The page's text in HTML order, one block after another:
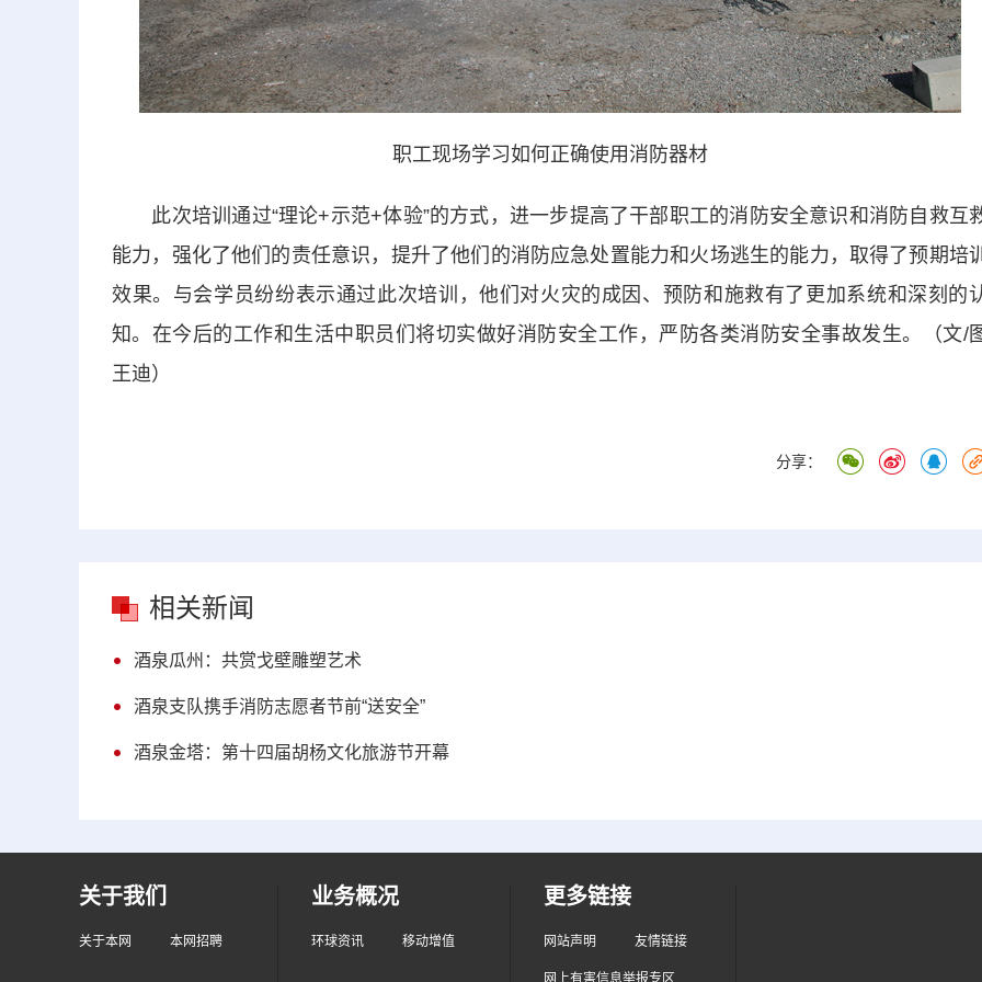
职工现场学习如何正确使用消防器材
此次培训通过“理论+示范+体验”的方式，进一步提高了干部职工的消防安全意识和消防自救互
能力，强化了他们的责任意识，提升了他们的消防应急处置能力和火场逃生的能力，取得了预期培训
效果。与会学员纷纷表示通过此次培训，他们对火灾的成因、预防和施救有了更加系统和深刻的
知。在今后的工作和生活中职员们将切实做好消防安全工作，严防各类消防安全事故发生。（文/
王迪）
分享：
相关新闻
酒泉瓜州：共赏戈壁雕塑艺术
酒泉支队携手消防志愿者节前“送安全”
酒泉金塔：第十四届胡杨文化旅游节开幕
关于我们
关于本网 本网招聘
业务概况
环球资讯 移动增值
更多链接
网站声明 友情链接
网上有害信息举报专区